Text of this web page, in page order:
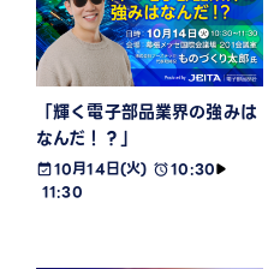
「輝く電子部品業界の強みは
なんだ！？」
10月14日(火)
10:30
11:30